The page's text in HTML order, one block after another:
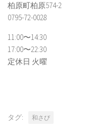
柏原町柏原574-2
0795-72-0028
11:00〜14:30
17:00〜22:30
定休日 火曜
タグ: 和さび